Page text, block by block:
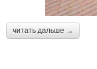
читать дальше →